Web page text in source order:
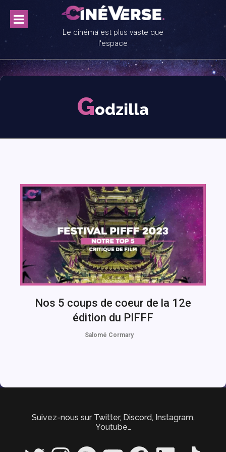
content
Le cinéma est plus vaste que
l'espace
Godzilla
Nos 5 coups de coeur de la 12e
édition du PIFFF
Salomé Cormary
Suivez-nous sur Twitter, Discord, Instagram,
Youtube…
Twitter InstagramSpotify YouTube FacebookLinkedIn TikTok